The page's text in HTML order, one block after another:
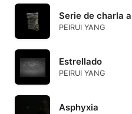
PEIRUI YANG
Estrellado
PEIRUI YANG
Asphyxia